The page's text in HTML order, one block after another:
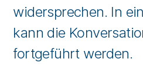
widersprechen. In
kann die
fortgeführt werden.